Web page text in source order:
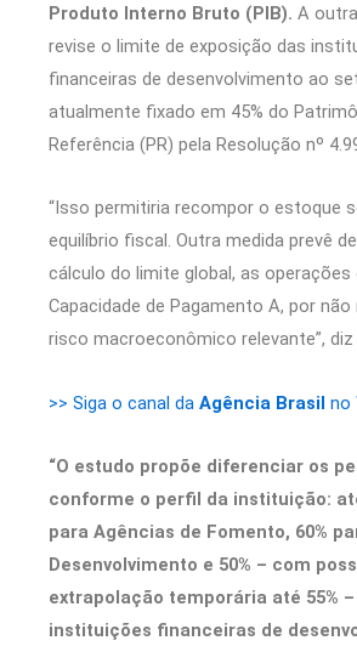
Produto Interno Bruto (PIB). A
revise o limite de exposição das
financeiras de desenvolvimento ao
atualmente fixado em 45% do
Referência (PR) pela Resolução nº
“Isso permitiria recompor o estoque
equilíbrio fiscal. Outra medida prevê
cálculo do limite global, as
Capacidade de Pagamento A, por
risco macroeconômico relevante”,
>> Siga o canal da Agência Brasil no
“O estudo propõe diferenciar os
conforme o perfil da instituição:
para Agências de Fomento, 60%
Desenvolvimento e 50% – com
extrapolação temporária até 55%
instituições financeiras de